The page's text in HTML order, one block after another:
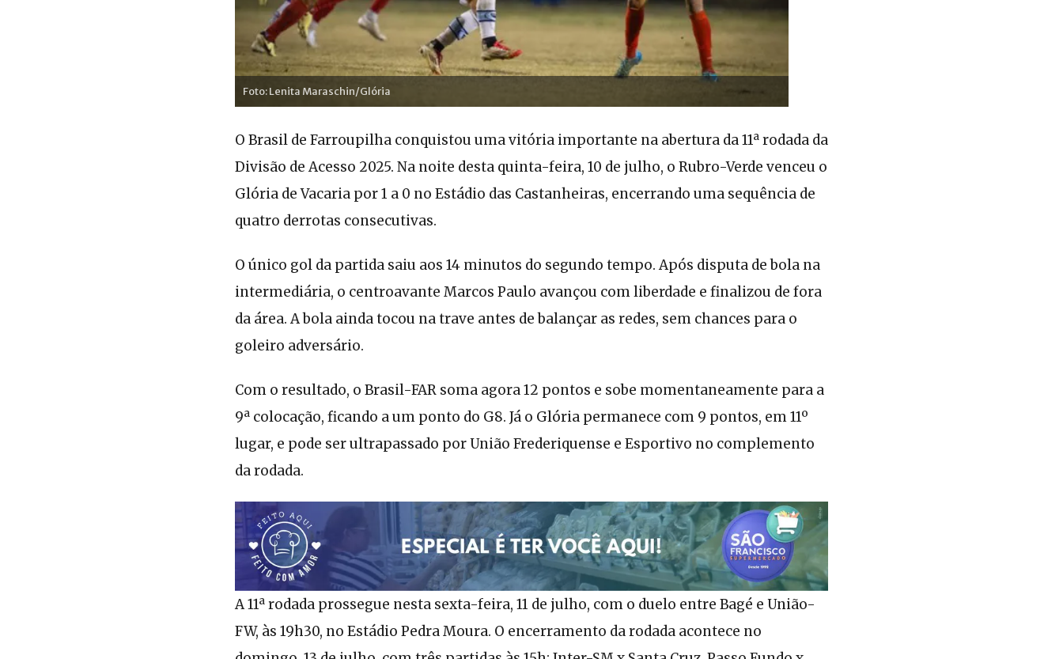
Foto: Lenita Maraschin/Glória
O Brasil de Farroupilha conquistou uma vitória importante na abertura da 11ª rodada da
Divisão de Acesso 2025. Na noite desta quinta-feira, 10 de julho, o Rubro-Verde venceu o
Glória de Vacaria por 1 a 0 no Estádio das Castanheiras, encerrando uma sequência de
quatro derrotas consecutivas.
O único gol da partida saiu aos 14 minutos do segundo tempo. Após disputa de bola na
intermediária, o centroavante Marcos Paulo avançou com liberdade e finalizou de fora
da área. A bola ainda tocou na trave antes de balançar as redes, sem chances para o
goleiro adversário.
Com o resultado, o Brasil-FAR soma agora 12 pontos e sobe momentaneamente para a
9ª colocação, ficando a um ponto do G8. Já o Glória permanece com 9 pontos, em 11º
lugar, e pode ser ultrapassado por União Frederiquense e Esportivo no complemento
da rodada.
A 11ª rodada prossegue nesta sexta-feira, 11 de julho, com o duelo entre Bagé e União-
FW, às 19h30, no Estádio Pedra Moura. O encerramento da rodada acontece no